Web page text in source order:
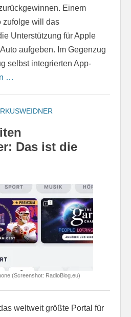
Einem
zufolge will das
Unterstützung für Apple
aufgeben. Im Gegenzug
selbst integrierten App-
…
Das ist die
(Screenshot: RadioBlog.eu)
weltweit größte Portal für